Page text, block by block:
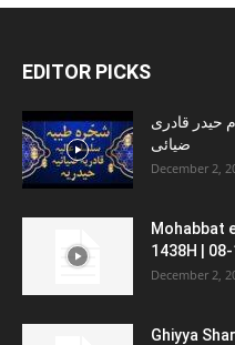
EDITOR PICKS
قادری
ضیائی
December 2,
Mohabbat
1438H |
December 2,
Ghiyya